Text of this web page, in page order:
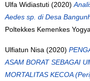
Ulfa Widiastuti (2020)
Aedes sp. di Desa
Poltekkes Kemenkes
Ulfiatun Nisa (2020)
ASAM BORAT SEBAGAI
MORTALITAS KECOA